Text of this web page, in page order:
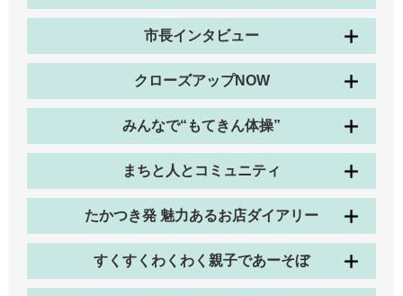
市長インタビュー
クローズアップNOW
みんなで“もてきん体操”
まちと人とコミュニティ
たかつき発 魅力あるお店ダイアリー
すくすくわくわく親子であーそぼ